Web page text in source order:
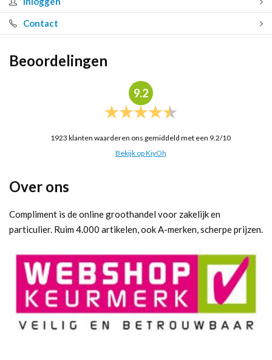
Contact
Beoordelingen
9.2
1923 klanten waarderen ons gemiddeld met een 9.2/10
Bekijk op KiyOh
Over ons
Compliment is de online groothandel voor zakelijk en
particulier. Ruim 4.000 artikelen, ook A-merken, scherpe prijzen.